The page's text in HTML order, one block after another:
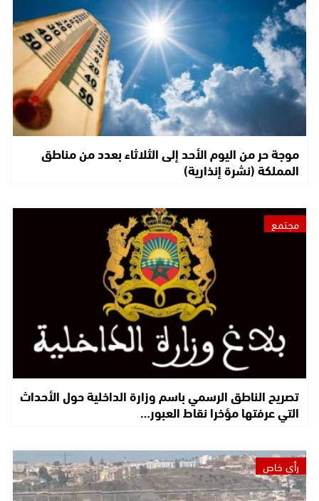
موجة حر من اليوم الأحد إلى الثلاثاء بعدد من مناطق
المملكة (نشرة إنذارية)
مجتمع
تصريح الناطق الرسمي باسم وزارة الداخلية حول الأحداث
التي عرفتها مؤخرا نقاط العبور…
رأي خاص